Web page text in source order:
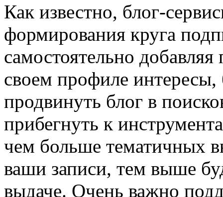
Как известно, блог-
формирования круга
самостоятельно
своем профиле интересы,
продвинуть блог в
прибегнуть к
чем больше тематичных
ваши записи, тем выше
выдаче. Очень важно